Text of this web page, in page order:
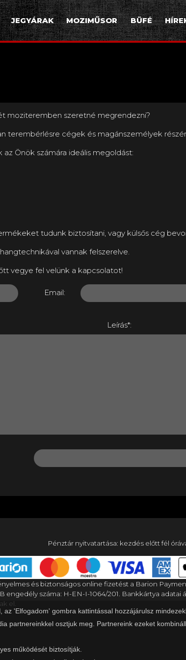
JEGYÁRAK MOZIMŰSOR BÜFÉ
moziteremben szeretné megrendezni?
terembérlésre cégek és magánszemélyek
Önök számára ideális megoldást:
tudunk biztosítani, vagy külsős cég
vannak felszerelve.
vegye fel velünk a kapcsolatot!
Email:
Leírás*:
'Elfogadom' gombra kattintással hozzájárulsz
partnereinkkel osztjuk meg. Partnereink ezeket
működését biztosítják.
Pénztár nyitvatartása: kezdés előtt fél
és biztonságos online fizetést a Barion
engedély száma: H-EN-I-1064/201. Bankkártya adatai
el.